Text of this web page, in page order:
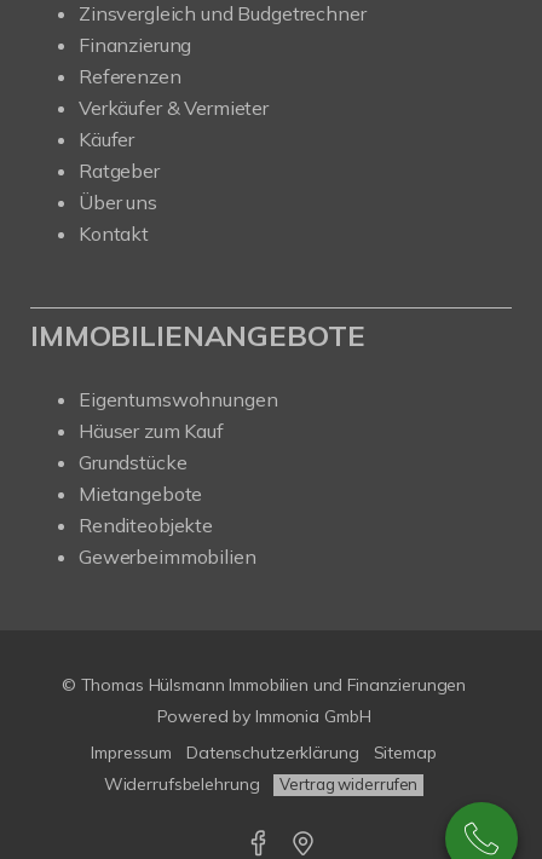
Zinsvergleich und Budgetrechner
Finanzierung
Referenzen
Verkäufer & Vermieter
Käufer
Ratgeber
Über uns
Kontakt
IMMOBILIENANGEBOTE
Eigentumswohnungen
Häuser zum Kauf
Grundstücke
Mietangebote
Renditeobjekte
Gewerbeimmobilien
© Thomas Hülsmann Immobilien und Finanzierungen
Powered by Immonia GmbH
Impressum
Datenschutzerklärung
Sitemap
Widerrufsbelehrung
Vertrag widerrufen